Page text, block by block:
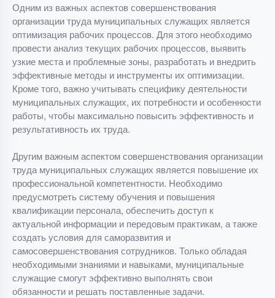
Одним из важных аспектов совершенствования
организации труда муниципальных служащих является
оптимизация рабочих процессов. Для этого необходимо
провести анализ текущих рабочих процессов, выявить
узкие места и проблемные зоны, разработать и внедрить
эффективные методы и инструменты их оптимизации.
Кроме того, важно учитывать специфику деятельности
муниципальных служащих, их потребности и особенности
работы, чтобы максимально повысить эффективность и
результативность их труда.
Другим важным аспектом совершенствования организации
труда муниципальных служащих является повышение их
профессиональной компетентности. Необходимо
предусмотреть систему обучения и повышения
квалификации персонала, обеспечить доступ к
актуальной информации и передовым практикам, а также
создать условия для саморазвития и
самосовершенствования сотрудников. Только обладая
необходимыми знаниями и навыками, муниципальные
служащие смогут эффективно выполнять свои
обязанности и решать поставленные задачи.